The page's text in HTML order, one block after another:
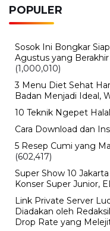
Rabu, 5 Agustus 2026 - 08:48 WIB
Pemutihan Pajak
BERITA TERBARU
Viral
Belasan Penumpang,
Dua Tersangka
Kamis, 6 Agu 2026 - 15:46 WIB
Viral
Sarwendah Disebut
Ruben Onsu Saat
Kabar Terbarunya
Kamis, 6 Agu 2026 - 15:25 WIB
Sejarah